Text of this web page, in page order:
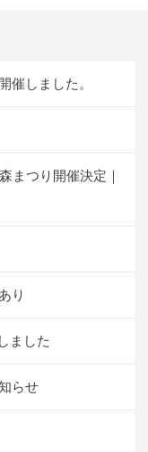
催しました。
まつり開催決定｜
り
ました
らせ